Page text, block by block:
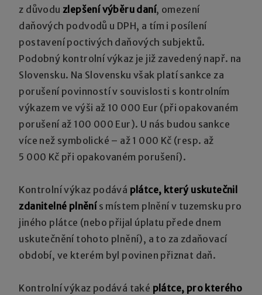
z důvoduzlepšení výběru daní, omezení
daňových podvodů u DPH, a tím i posílení
postavení poctivých daňových subjektů.
Podobný kontrolní výkaz je již zavedený např. na
Slovensku. Na Slovensku však platí sankce za
porušení povinností v souvislosti s kontrolním
výkazem ve výši až 10 000 Eur (při opakovaném
porušení až 100 000 Eur). U nás budou sankce
více než symbolické – až 1 000 Kč (resp. až
5 000 Kč při opakovaném porušení).
Kontrolní výkaz podává plátce, který uskutečnil
zdanitelné plněnís místem plnění v tuzemsku pro
jiného plátce (nebo přijal úplatu přede dnem
uskutečnění tohoto plnění), a to za zdaňovací
období, ve kterém byl povinen přiznat daň.
Kontrolní výkaz podává také plátce, pro kterého